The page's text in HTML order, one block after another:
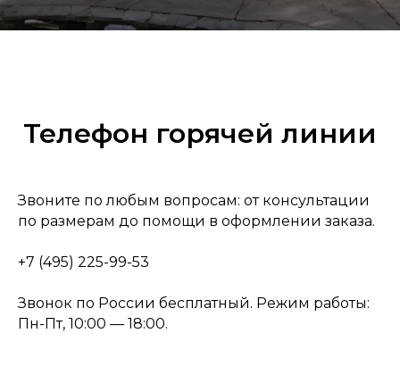
Телефон горячей линии
Звоните по любым вопросам: от консультации
по размерам до помощи в оформлении заказа.
+7 (495) 225-99-53
Звонок по России бесплатный. Режим работы:
Пн-Пт, 10:00 — 18:00.